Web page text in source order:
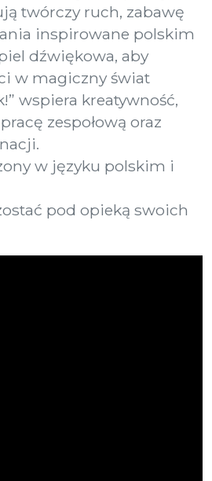
twórczy ruch, zabawę
inspirowane polskim
dźwiękowa, aby
w magiczny świat
wspiera kreatywność,
zespołową oraz
w języku polskim i
pod opieką swoich